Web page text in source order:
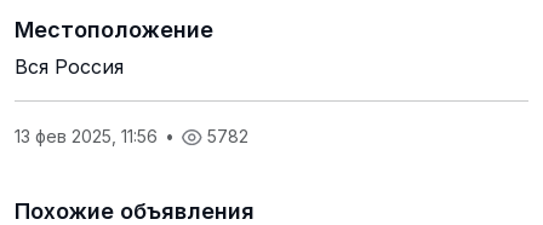
Местоположение
Вся Россия
13 фев 2025, 11:56 • 5782
Похожие объявления